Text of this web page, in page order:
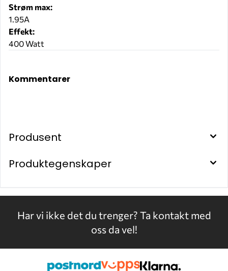
Strøm max:
1.95A
Effekt:
400 Watt
Kommentarer
Produsent
Produktegenskaper
Har vi ikke det du trenger? Ta kontakt med
oss da vel!